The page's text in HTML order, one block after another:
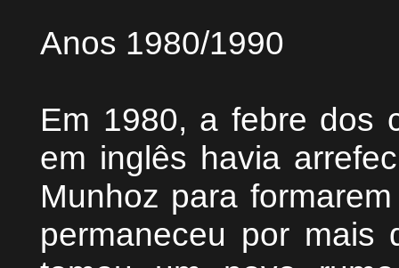
Anos 1980/1990
Em 1980, a febre dos
em inglês havia
Munhoz para
permaneceu por